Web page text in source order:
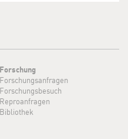
Forschung
Forschungsanfragen
Forschungsbesuch
Reproanfragen
Bibliothek